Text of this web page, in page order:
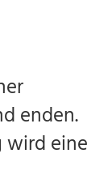
enden.
wird eine